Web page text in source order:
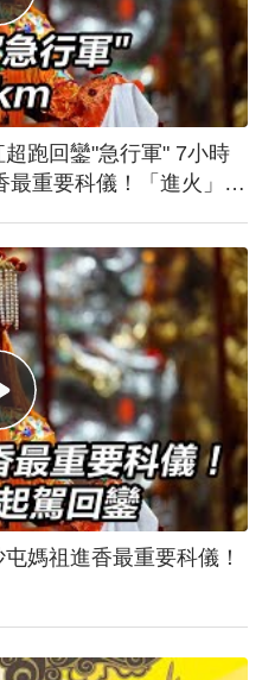
跑回鑾"急行軍" 7小時
最重要科儀！「進火」儀
媽祖進香最重要科儀！